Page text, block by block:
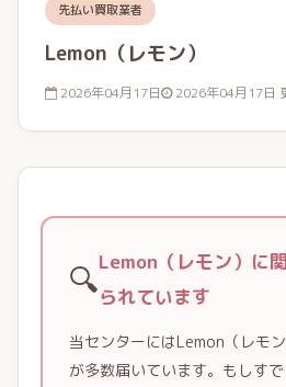
先払い買取業者
Lemon（レモン）
2026年04月17日 2026年04月17日
🔍Lemon（レモン）に
られています
当センターにはLemon（レモ
が多数届いています。もしす